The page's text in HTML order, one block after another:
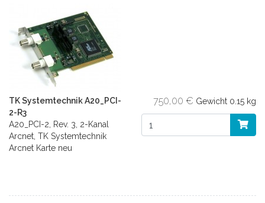
TK Systemtechnik A20_PCI-
2-R3
A20_PCI-2, Rev. 3, 2-Kanal
Arcnet, TK Systemtechnik
Arcnet Karte neu
750,00 € Gewicht 0.15 kg